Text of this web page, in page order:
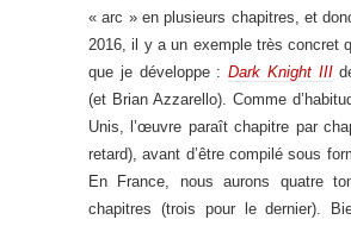
« arc » en plusieurs chapitres, et
2016, il y a un exemple très concret
que je développe :Dark Knight III
(et Brian Azzarello). Comme
Unis, l’œuvre paraît chapitre par
retard), avant d’être compilé sous
En France, nous aurons quatre
chapitres (trois pour le dernier).